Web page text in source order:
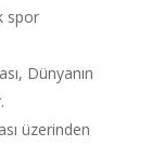
spor
Dünyanın
üzerinden